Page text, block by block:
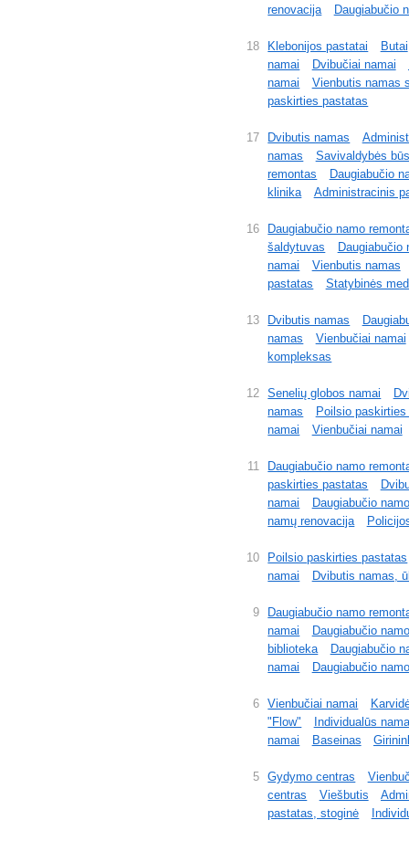
renovacija
Daugiabučio
18 Klebonijos pastatai
Butai
namai
Dvibučiai namai
namai
Vienbutis namas
paskirties pastatas
17 Dvibutis namas
namas
Savivaldybės
remontas
Daugiabučio
klinika
Administracinis
16
Daugiabučio namo
šaldytuvas
Daugiabučio
namai
Vienbutis namas
pastatas
Statybinės
13 Dvibutis namas
namas
Vienbučiai namai
kompleksas
12 Senelių globos namai
namas
Poilsio
namai
Vienbučiai namai
11
Daugiabučio namo
paskirties pastatas
namai
Daugiabučio
namų renovacija
10
Poilsio paskirties pastatas
namai
Dvibutis namas,
9
Daugiabučio namo
namai
Daugiabučio
biblioteka
Daugiabučio
namai
Daugiabučio
6 Vienbučiai namai
"Flow"
Individualūs
namai
Baseinas
5 Gydymo centras
centras
Viešbutis
pastatas, stoginė